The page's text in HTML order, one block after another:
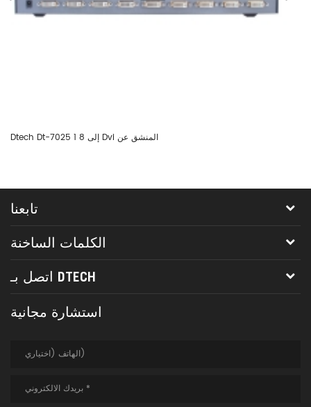
Dtech Dt-7025 1 إلى 8 Dvi المنشق عن
تابعنا
الكلمات الساخنة
اتصل بـ DTECH
استشارة مجانية